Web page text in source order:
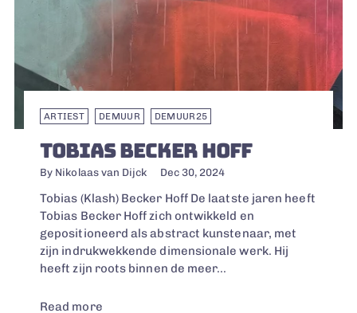
ARTIEST DEMUUR DEMUUR25
TOBIAS BECKER HOFF
By Nikolaas van Dijck Dec 30, 2024
Tobias (Klash) Becker Hoff De laatste jaren heeft
Tobias Becker Hoff zich ontwikkeld en
gepositioneerd als abstract kunstenaar, met
zijn indrukwekkende dimensionale werk. Hij
heeft zijn roots binnen de meer...
Read more